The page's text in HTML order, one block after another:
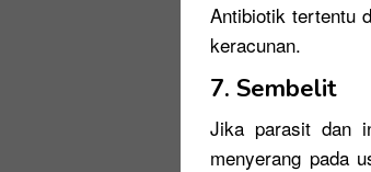
Antibiotik tertentu
keracunan.
7. Sembelit
Jika parasit dan
menyerang pada